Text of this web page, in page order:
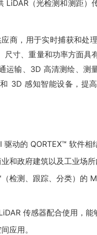
（光检测和测距）
应商，用于实时捕获和处
寸、重量和功率方面具
输、3D 高清测绘、测
3D 感知智能设备，提
动的 QORTEX™ 软件相
和政府建筑以及工业场
检测、跟踪、分类）的
传感器配合使用，能
应用。